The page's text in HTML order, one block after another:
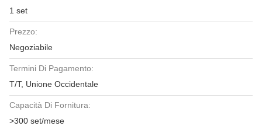
1 set
Prezzo:
Negoziabile
Termini Di Pagamento:
T/T, Unione Occidentale
Capacità Di Fornitura:
>300 set/mese